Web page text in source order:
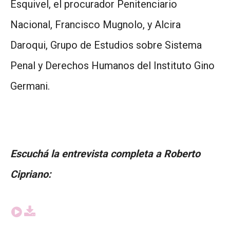
Esquivel, el procurador Penitenciario
Nacional, Francisco Mugnolo, y Alcira
Daroqui, Grupo de Estudios sobre Sistema
Penal y Derechos Humanos del Instituto Gino
Germani.
Escuchá la entrevista completa a Roberto
Cipriano: